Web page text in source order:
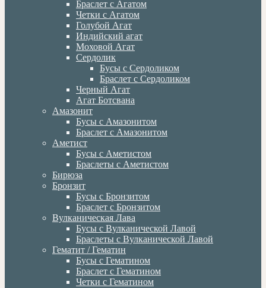
Браслет с Агатом
Четки с Агатом
Голубой Агат
Индийский агат
Моховой Агат
Сердолик
Бусы с Сердоликом
Браслет с Сердоликом
Черный Агат
Агат Ботсвана
Амазонит
Бусы с Амазонитом
Браслет с Амазонитом
Аметист
Бусы с Аметистом
Браслеты с Аметистом
Бирюза
Бронзит
Бусы с Бронзитом
Браслет с Бронзитом
Вулканическая Лава
Бусы с Вулканической Лавой
Браслеты с Вулканической Лавой
Гематит / Гематин
Бусы с Гематином
Браслет с Гематином
Четки с Гематином